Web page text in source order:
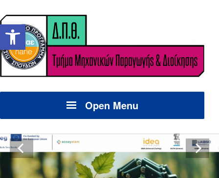
Ανοίξτε τη γραμμή εργαλείων
Open Menu